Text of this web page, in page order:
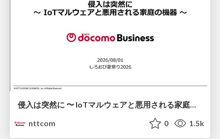
侵入は突然に 〜 IoTマルウェアと悪用される家庭の機器 ～ / When Intrusion Strikes: IoT Malware and the Abuse of Home Devices
nttcom
0 1.5k